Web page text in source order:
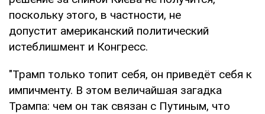
поскольку этого, в частности, не
допустит американский политический
истеблишмент и Конгресс.
"Трамп только топит себя, он приведёт себя к
импичменту. В этом величайшая загадка
Трампа: чем он так связан с Путиным, что